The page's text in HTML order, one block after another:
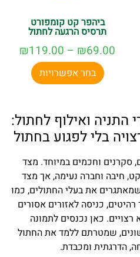
ביהפר קט קומפורט
תרסיס הרגעה לחתול
₪69.00
–
₪119.00
בחר אפשרויות
התניה ואילוף לחתול:
בלי לפגוע בחתול
סקרנים וחכמים במיוחד. מצד
חיבה וחברה נעימה, אך מצד
את בעלי החתולים, כמו
כניסה לאזורים אסורים
רצויים. כאן נכנסים לתמונה
שמטרתם ללמד את החתול
הדרגתית ומכבדת.